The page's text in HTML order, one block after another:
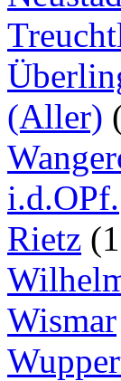
(Aller)
i.d.OPf.
Rietz
Wismar